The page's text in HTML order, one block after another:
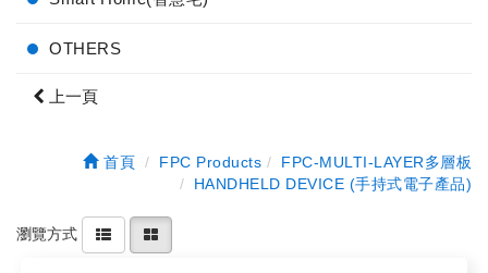
OTHERS
上一頁
首頁 FPC Products
FPC-MULTI-LAYER多層板
HANDHELD DEVICE (手持式電子產品)
瀏覽方式